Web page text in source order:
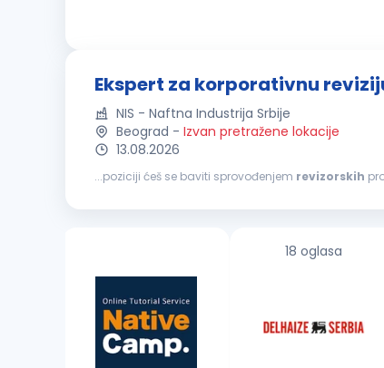
Ekspert za korporativnu
NIS - Naftna Industrija Srbije
Beograd - Izvan pretražene lokacije
13.08.2026
...poziciji ćeš se baviti sprovođenjem revizorskih
18 oglasa